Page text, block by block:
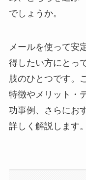
でしょうか。
メールを使って安
得したい方にとっ
肢のひとつです。
特徴やメリット・
功事例、さらにお
詳しく解説します。